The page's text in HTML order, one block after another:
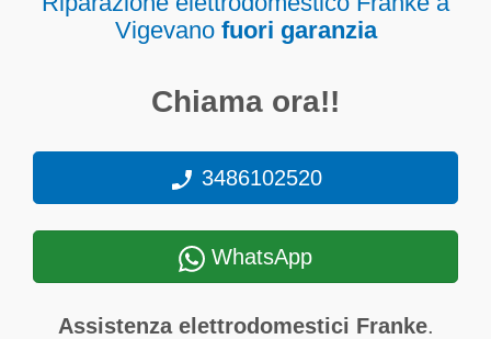
Vigevano fuori garanzia
Chiama ora!!
3486102520
WhatsApp
Assistenza elettrodomestici Franke.